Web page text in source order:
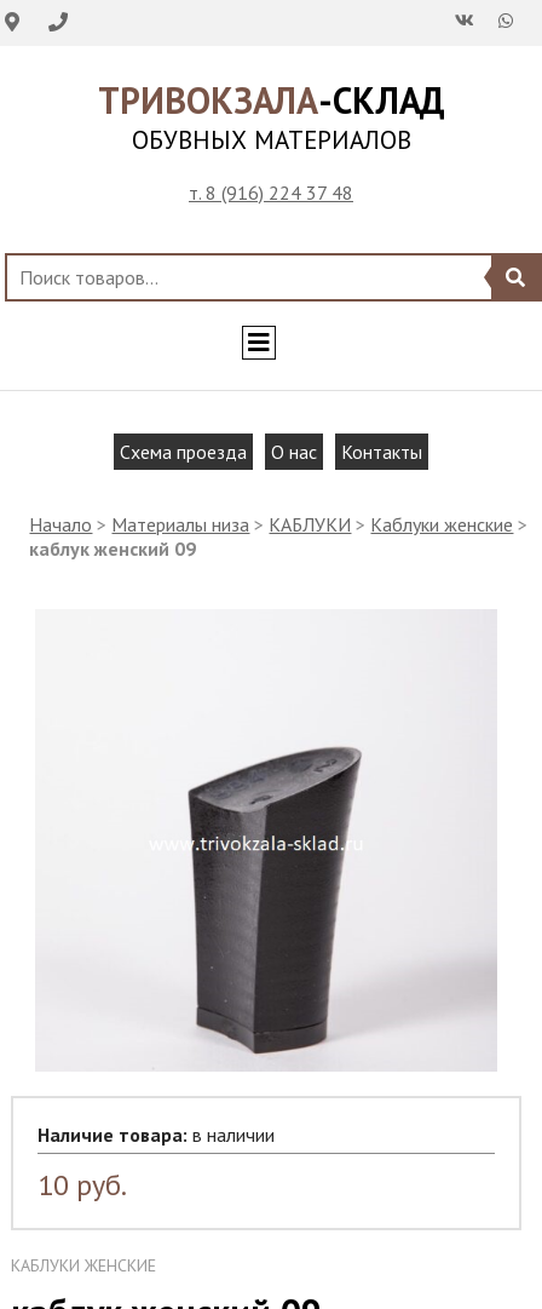
ТРИВОКЗАЛА-СКЛАД
ОБУВНЫХ МАТЕРИАЛОВ
т. 8 (916) 224 37 48
Схема проезда О нас Контакты
Начало > Материалы низа > КАБЛУКИ > Каблуки женские >
каблук женский 09
КАБЛУКИ ЖЕНСКИЕ
Наличие товара: в наличии
10 руб.